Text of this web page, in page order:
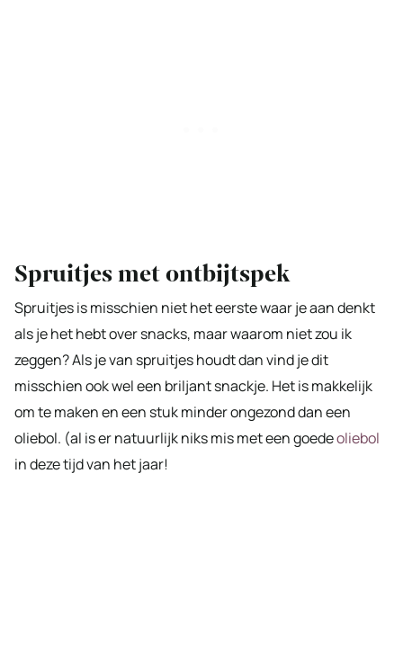
Spruitjes met ontbijtspek
Spruitjes is misschien niet het eerste waar je aan denkt
als je het hebt over snacks, maar waarom niet zou ik
zeggen? Als je van spruitjes houdt dan vind je dit
misschien ook wel een briljant snackje. Het is makkelijk
om te maken en een stuk minder ongezond dan een
oliebol. (al is er natuurlijk niks mis met een goedeoliebol
in deze tijd van het jaar!